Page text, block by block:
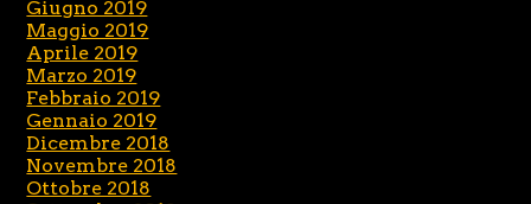
Giugno 2019
Maggio 2019
Aprile 2019
Marzo 2019
Febbraio 2019
Gennaio 2019
Dicembre 2018
Novembre 2018
Ottobre 2018